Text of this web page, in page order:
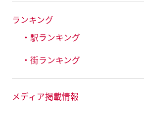
ランキング
・駅ランキング
・街ランキング
メディア掲載情報